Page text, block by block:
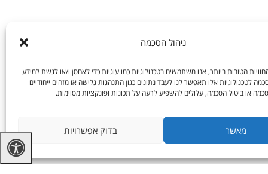
ניהול הסכמה
הטובות ביותר, אנו משתמשים בטכנולוגיות כמו עוגיות כדי לאחסן ו/או לגשת למידע
לטכנולוגיות אלו תאפשר לנו לעבד נתונים כגון התנהגות גלישה או מזהים ייחודיים
או ביטול הסכמה, עלולים להשפיע לרעה על תכונות ופונקציות מסוימות.
מאשר בדוק אפשרויות